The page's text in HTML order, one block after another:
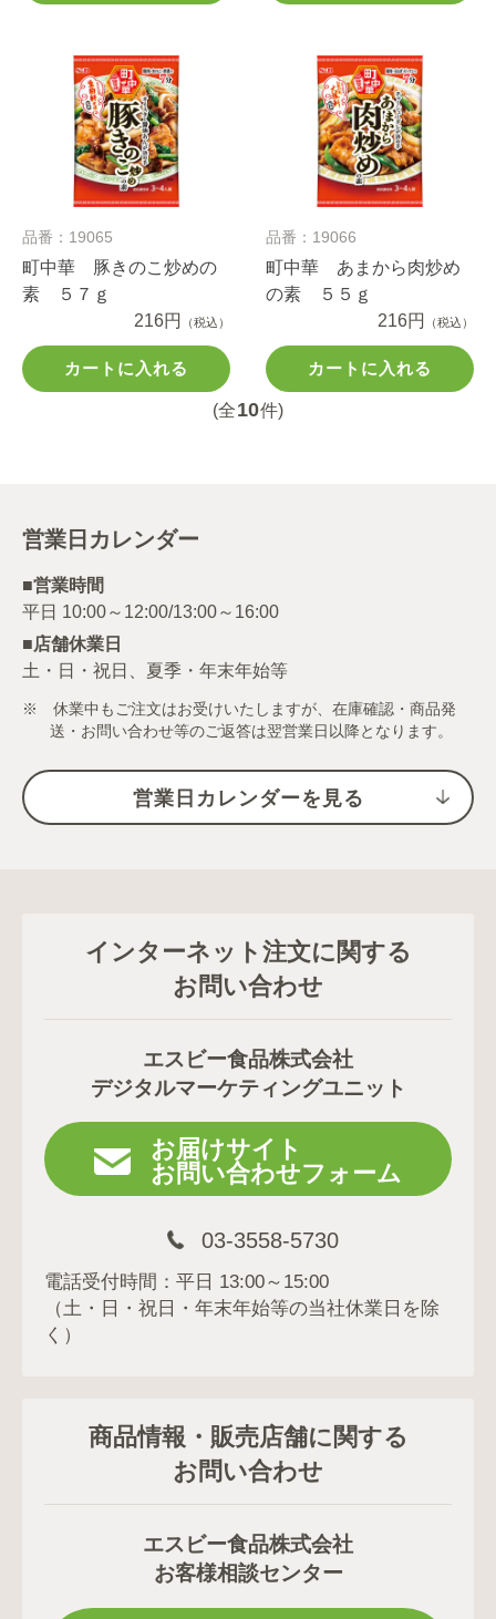
品番：19065
町中華 豚きのこ炒めの
素 ５７ｇ
216円
（税込）
カートに入れる
品番：19066
町中華 あまから肉炒め
の素 ５５ｇ
216円
（税込）
カートに入れる
(全10件)
営業日カレンダー
■営業時間
■店舗休業日
土・日・祝日、夏季・年末年始等
※ 休業中もご注文はお受けいたしますが、在庫確認・商品発
送・お問い合わせ等のご返答は翌営業日以降となります。
営業日カレンダーを見る
インターネット注文に関する
お問い合わせ
エスビー食品株式会社
デジタルマーケティングユニット
お届けサイト
お問い合わせフォーム
03-3558-5730
電話受付時間：平日 13:00～15:00
（土・日・祝日・年末年始等の当社休業日を除
く）
商品情報・販売店舗に関する
お問い合わせ
エスビー食品株式会社
お客様相談センター